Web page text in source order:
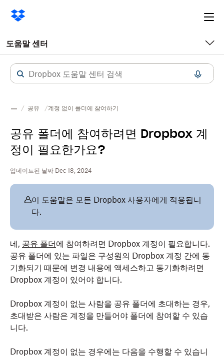
도움말 센터
공유 계정 없이 폴더에 참여하기
공유 폴더에 참여하려면 Dropbox 계
정이 필요한가요?
업데이트된 날짜 Dec 18, 2024
이 도움말은 모든 Dropbox 사용자에게 적용됩니
다.
네, 공유 폴더에 참여하려면 Dropbox 계정이 필요합니다.
공유 폴더에 있는 파일은 구성원의 Dropbox 계정 간에 동
기화되기 때문에 변경 내용에 액세스하고 동기화하려면
Dropbox 계정이 있어야 합니다.
Dropbox 계정이 없는 사람을 공유 폴더에 초대하는 경우,
초대받은 사람은 계정을 만들어야 폴더에 참여할 수 있습
니다.
Dropbox 계정이 없는 경우에는 다음을 수행할 수 있습니